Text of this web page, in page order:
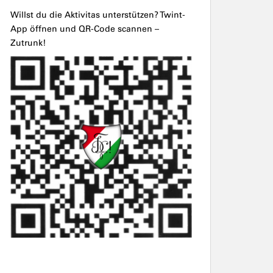
Willst du die Aktivitas unterstützen? Twint-
App öffnen und QR-Code scannen –
Zutrunk!